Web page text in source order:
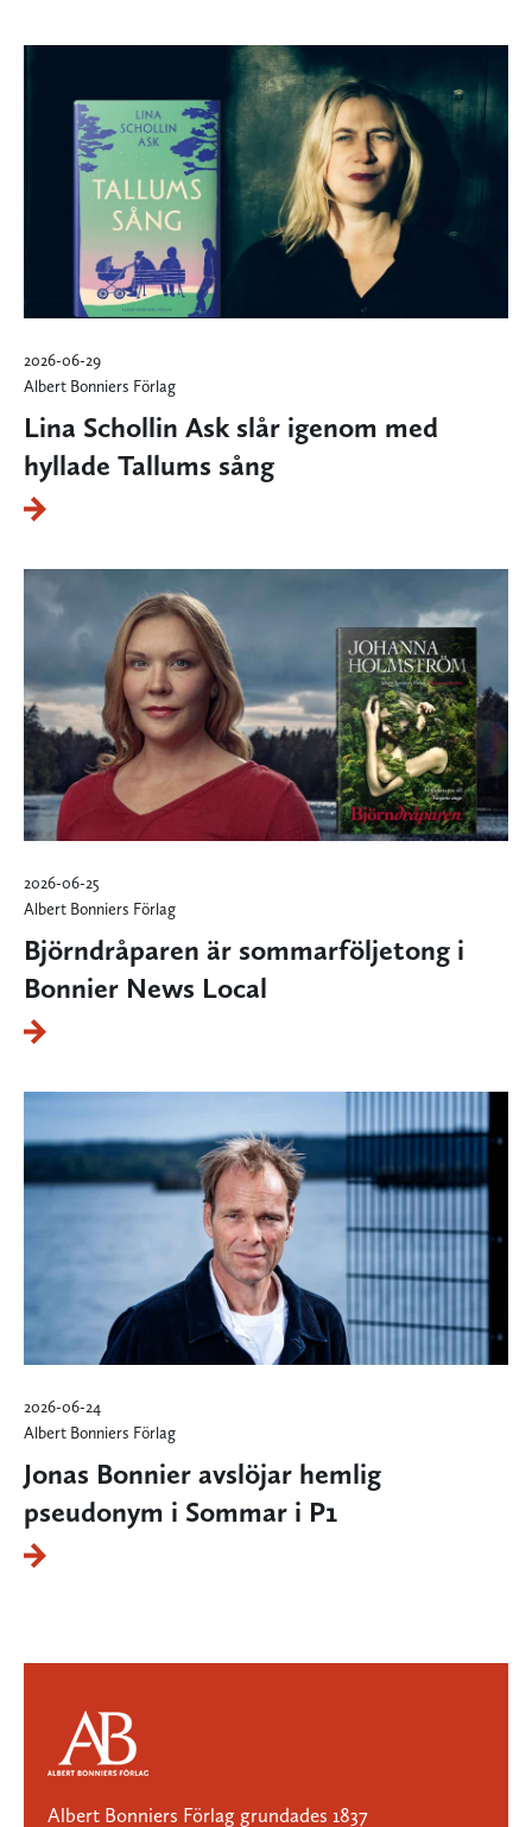
2026-06-29
Albert Bonniers Förlag
Lina Schollin Ask slår igenom med
hyllade Tallums sång
2026-06-25
Albert Bonniers Förlag
Björndråparen är sommarföljetong i
Bonnier News Local
2026-06-24
Albert Bonniers Förlag
Jonas Bonnier avslöjar hemlig
pseudonym i Sommar i P1
Albert Bonniers Förlag grundades 1837